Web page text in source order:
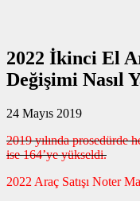
2022 İkinci El
Değişimi Nasıl
24 Mayıs 2019
2019 yılında prosedürde
ise 164’ye yükseldi.
2022 Araç Satışı Noter